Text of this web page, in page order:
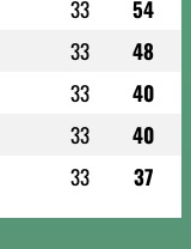
33 54
33 48
33 40
33 40
33 37